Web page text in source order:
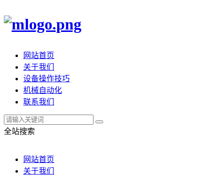
网站首页
关于我们
设备操作技巧
机械自动化
联系我们
全站搜索
网站首页
关于我们